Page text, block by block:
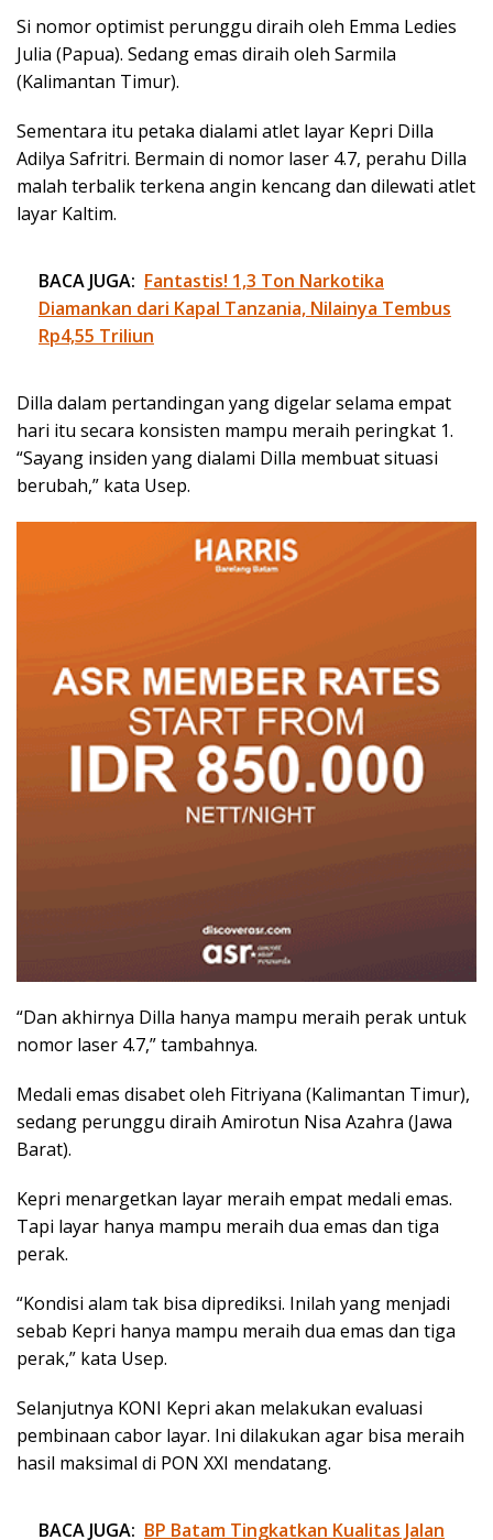
Si nomor optimist perunggu diraih oleh Emma Ledies
Julia (Papua). Sedang emas diraih oleh Sarmila
(Kalimantan Timur).
Sementara itu petaka dialami atlet layar Kepri Dilla
Adilya Safritri. Bermain di nomor laser 4.7, perahu Dilla
malah terbalik terkena angin kencang dan dilewati atlet
layar Kaltim.
BACA JUGA: Fantastis! 1,3 Ton Narkotika
Diamankan dari Kapal Tanzania, Nilainya Tembus
Rp4,55 Triliun
Dilla dalam pertandingan yang digelar selama empat
hari itu secara konsisten mampu meraih peringkat 1.
“Sayang insiden yang dialami Dilla membuat situasi
berubah,” kata Usep.
“Dan akhirnya Dilla hanya mampu meraih perak untuk
nomor laser 4.7,” tambahnya.
Medali emas disabet oleh Fitriyana (Kalimantan Timur),
sedang perunggu diraih Amirotun Nisa Azahra (Jawa
Barat).
Kepri menargetkan layar meraih empat medali emas.
Tapi layar hanya mampu meraih dua emas dan tiga
perak.
“Kondisi alam tak bisa diprediksi. Inilah yang menjadi
sebab Kepri hanya mampu meraih dua emas dan tiga
perak,” kata Usep.
Selanjutnya KONI Kepri akan melakukan evaluasi
pembinaan cabor layar. Ini dilakukan agar bisa meraih
hasil maksimal di PON XXI mendatang.
BACA JUGA: BP Batam Tingkatkan Kualitas Jalan